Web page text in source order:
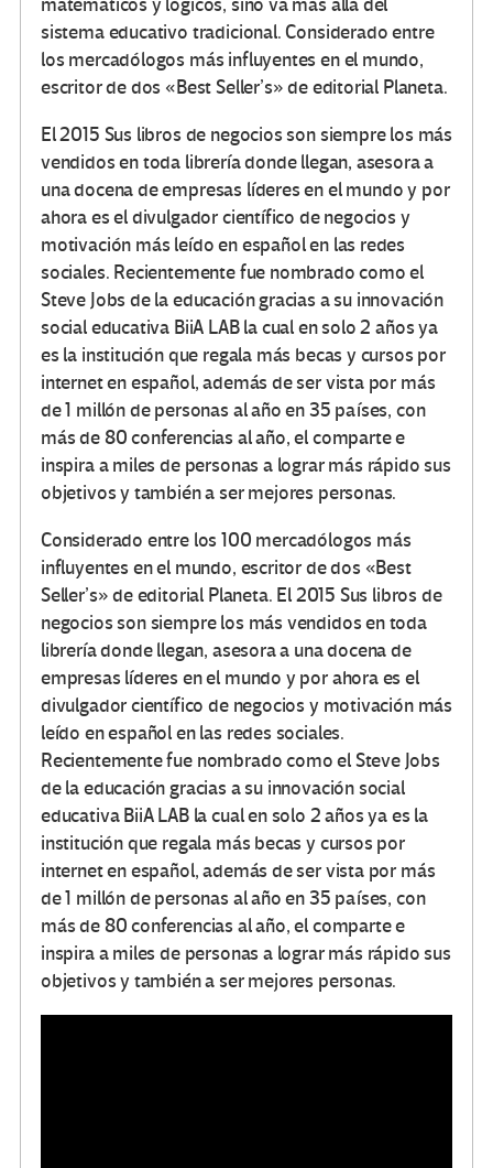
matemáticos y lógicos, sino va más allá del
sistema educativo tradicional. Considerado entre
los mercadólogos más influyentes en el mundo,
escritor de dos «Best Seller’s» de editorial Planeta.
El 2015 Sus libros de negocios son siempre los más
vendidos en toda librería donde llegan, asesora a
una docena de empresas líderes en el mundo y por
ahora es el divulgador científico de negocios y
motivación más leído en español en las redes
sociales. Recientemente fue nombrado como el
Steve Jobs de la educación gracias a su innovación
social educativa BiiA LAB la cual en solo 2 años ya
es la institución que regala más becas y cursos por
internet en español, además de ser vista por más
de 1 millón de personas al año en 35 países, con
más de 80 conferencias al año, el comparte e
inspira a miles de personas a lograr más rápido sus
objetivos y también a ser mejores personas.
Considerado entre los 100 mercadólogos más
influyentes en el mundo, escritor de dos «Best
Seller’s» de editorial Planeta. El 2015 Sus libros de
negocios son siempre los más vendidos en toda
librería donde llegan, asesora a una docena de
empresas líderes en el mundo y por ahora es el
divulgador científico de negocios y motivación más
leído en español en las redes sociales.
Recientemente fue nombrado como el Steve Jobs
de la educación gracias a su innovación social
educativa BiiA LAB la cual en solo 2 años ya es la
institución que regala más becas y cursos por
internet en español, además de ser vista por más
de 1 millón de personas al año en 35 países, con
más de 80 conferencias al año, el comparte e
inspira a miles de personas a lograr más rápido sus
objetivos y también a ser mejores personas.